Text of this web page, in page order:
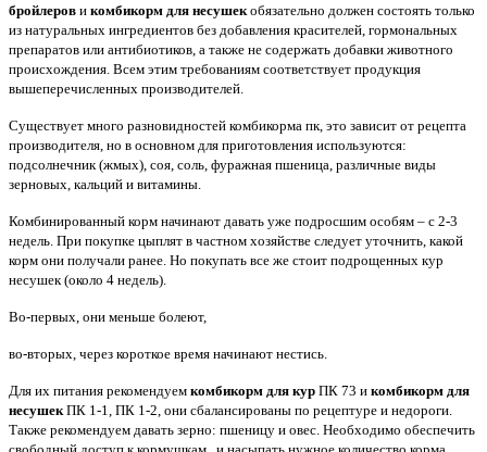
бройлеров и комбикорм для несушек обязательно должен состоять только
из натуральных ингредиентов без добавления красителей, гормональных
препаратов или антибиотиков, а также не содержать добавки животного
происхождения. Всем этим требованиям соответствует продукция
вышеперечисленных производителей.
Существует много разновидностей комбикорма пк, это зависит от рецепта
производителя, но в основном для приготовления используются:
подсолнечник (жмых), соя, соль, фуражная пшеница, различные виды
зерновых, кальций и витамины.
Комбинированный корм начинают давать уже подросшим особям – с 2-3
недель. При покупке цыплят в частном хозяйстве следует уточнить, какой
корм они получали ранее. Но покупать все же стоит подрощенных кур
несушек (около 4 недель).
Во-первых, они меньше болеют,
во-вторых, через короткое время начинают нестись.
Для их питания рекомендуем комбикорм для кур ПК 73 и комбикорм для
несушек ПК 1-1, ПК 1-2, они сбалансированы по рецептуре и недороги.
Также рекомендуем давать зерно: пшеницу и овес. Необходимо обеспечить